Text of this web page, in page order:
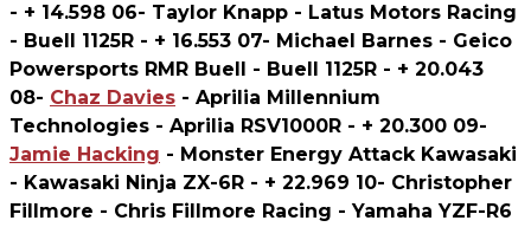
- + 14.598 06- Taylor Knapp - Latus Motors Racing
- Buell 1125R - + 16.553 07- Michael Barnes - Geico
Powersports RMR Buell - Buell 1125R - + 20.043
08- Chaz Davies - Aprilia Millennium
Technologies - Aprilia RSV1000R - + 20.300 09-
Jamie Hacking - Monster Energy Attack Kawasaki
- Kawasaki Ninja ZX-6R - + 22.969 10- Christopher
Fillmore - Chris Fillmore Racing - Yamaha YZF-R6